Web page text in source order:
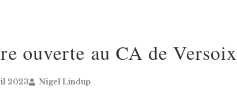
ouverte au CA de Versoix
2023 Nigel Lindup